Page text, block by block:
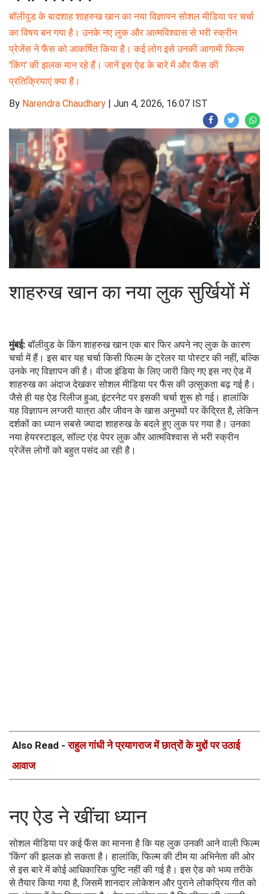
बॉलीवुड के बादशाह शाहरुख खान का नया विज्ञापन सोशल मीडिया पर चर्चा
का विषय बन गया है। उनके नए लुक और आत्मविश्वास से भरी स्क्रीन
प्रेजेंस ने फैंस को आकर्षित किया है। कई लोग इसे उनकी आगामी फिल्म
'किंग' की झलक मान रहे हैं। जानें इस ऐड के बारे में और फैंस की
प्रतिक्रियाएं क्या हैं।
By Narendra Chaudhary | Jun 4, 2026, 16:07 IST
शाहरुख खान का नया लुक सुर्खियों में
मुंबई:बॉलीवुड के किंग शाहरुख खान एक बार फिर अपने नए लुक के कारण
चर्चा में हैं। इस बार यह चर्चा किसी फिल्म के ट्रेलर या पोस्टर की नहीं, बल्कि
उनके नए विज्ञापन की है। वीजा इंडिया के लिए जारी किए गए इस नए ऐड में
शाहरुख का अंदाज देखकर सोशल मीडिया पर फैंस की उत्सुकता बढ़ गई है।
जैसे ही यह ऐड रिलीज हुआ, इंटरनेट पर इसकी चर्चा शुरू हो गई। हालांकि
यह विज्ञापन लग्जरी यात्रा और जीवन के खास अनुभवों पर केंद्रित है, लेकिन
दर्शकों का ध्यान सबसे ज्यादा शाहरुख के बदले हुए लुक पर गया है। उनका
नया हेयरस्टाइल, सॉल्ट एंड पेपर लुक और आत्मविश्वास से भरी स्क्रीन
प्रेजेंस लोगों को बहुत पसंद आ रही है।
Also Read -राहुल गांधी ने प्रयागराज में छात्रों के मुद्दों पर उठाई
आवाज
नए ऐड ने खींचा ध्यान
सोशल मीडिया पर कई फैंस का मानना है कि यह लुक उनकी आने वाली फिल्म
'किंग' की झलक हो सकता है। हालांकि, फिल्म की टीम या अभिनेता की ओर
से इस बारे में कोई आधिकारिक पुष्टि नहीं की गई है। इस ऐड को भव्य तरीके
से तैयार किया गया है, जिसमें शानदार लोकेशन और पुराने लोकप्रिय गीत को